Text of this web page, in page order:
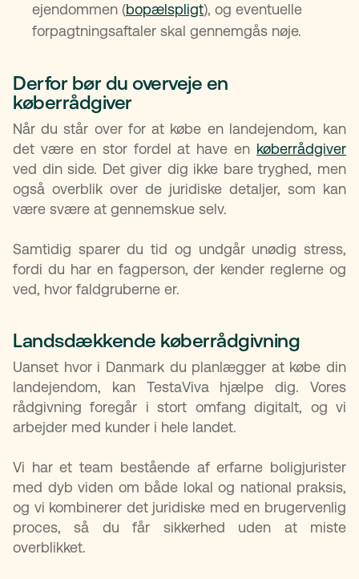
ejendommen (bopælspligt), og eventuelle
forpagtningsaftaler skal gennemgås nøje.
Derfor bør du overveje en
køberrådgiver
Når du står over for at købe en landejendom, kan
det være en stor fordel at have en køberrådgiver
ved din side. Det giver dig ikke bare tryghed, men
også overblik over de juridiske detaljer, som kan
være svære at gennemskue selv.
Samtidig sparer du tid og undgår unødig stress,
fordi du har en fagperson, der kender reglerne og
ved, hvor faldgruberne er.
Landsdækkende køberrådgivning
Uanset hvor i Danmark du planlægger at købe din
landejendom, kan TestaViva hjælpe dig. Vores
rådgivning foregår i stort omfang digitalt, og vi
arbejder med kunder i hele landet.
Vi har et team bestående af erfarne boligjurister
med dyb viden om både lokal og national praksis,
og vi kombinerer det juridiske med en brugervenlig
proces, så du får sikkerhed uden at miste
overblikket.